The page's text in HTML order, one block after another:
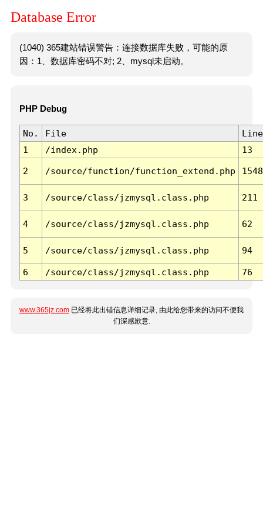
Database Error
(1040) 365建站错误警告：连接数据库失败，可能的原
因：1、数据库密码不对; 2、mysql未启动。
PHP Debug
No. File
Line
1
/index.php 13
2 /source/function/function_extend.php 1548
3 /source/class/jzmysql.class.php 211
4 /source/class/jzmysql.class.php 62
5 /source/class/jzmysql.class.php 94
6 /source/class/jzmysql.class.php 76
www.365jz.com 已经将此出错信息详细记录, 由此给您带来的访问不便我
们深感歉意.